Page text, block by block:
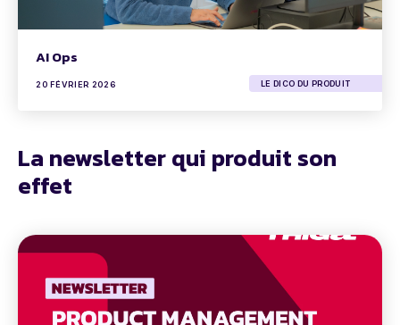
AI Ops
20 FÉVRIER 2026 LE DICO DU PRODUIT
La newsletter qui produit son
effet